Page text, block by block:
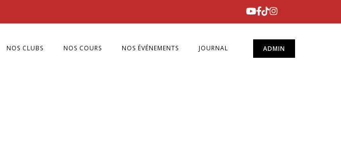
ADMIN
NOS CLUBS NOS COURS NOS ÉVÉNEMENTS JOURNAL